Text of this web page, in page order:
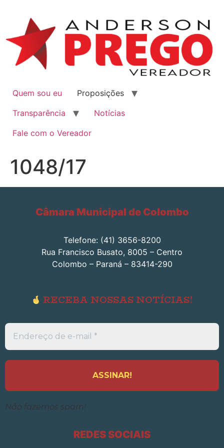
Quem sou eu
Proposições
Transparência
Notícias
Fale com o Vereador
1048/17
Câmara Municipal de Colombo
Telefone: (41) 3656-8200
Rua Francisco Busato, 8005 – Centro
Colombo – Paraná – 83414-290
RECEBA NOSSAS NOTÍCIAS!
Endereço
de
e-
*
Não fazemos spam!
REDES SOCIAIS